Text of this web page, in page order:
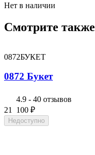
Нет в наличии
Смотрите также
0872БУКЕТ
0872 Букет
4.9 - 40 отзывов
21 100 ₽
Недоступно